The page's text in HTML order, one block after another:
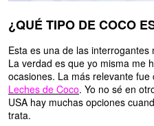
¿QUÉ TIPO DE COCO
Esta es una de las
La verdad es que yo misma me
ocasiones. La más relevante fue
Leches de Coco. Yo no sé en
USA hay muchas opciones
trata.